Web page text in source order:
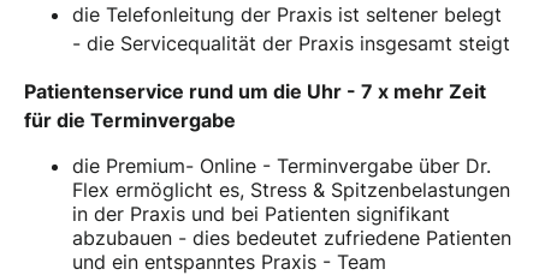
die Telefonleitung der Praxis ist seltener belegt
- die Servicequalität der Praxis insgesamt steigt
Patientenservice rund um die Uhr - 7 x mehr Zeit
für die Terminvergabe
die Premium- Online - Terminvergabe über Dr.
Flex ermöglicht es, Stress & Spitzenbelastungen
in der Praxis und bei Patienten signifikant
abzubauen - dies bedeutet zufriedene Patienten
und ein entspanntes Praxis - Team